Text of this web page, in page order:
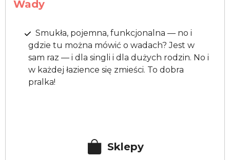
Wady
Smukła, pojemna, funkcjonalna — no i
gdzie tu można mówić o wadach? Jest w
sam raz — i dla singli i dla dużych rodzin. No i
w każdej łazience się zmieści. To dobra
pralka!
Sklepy